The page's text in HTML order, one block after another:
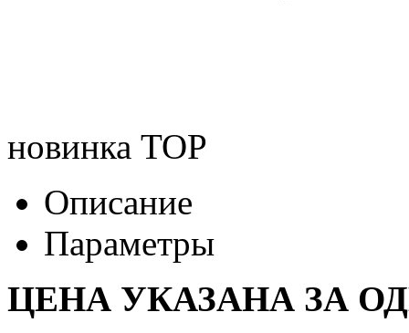
новинка TOP
Описание
Параметры
ЦЕНА УКАЗАНА ЗА